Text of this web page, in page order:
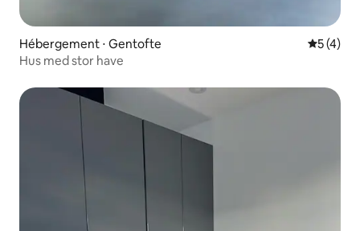
Hébergement ⋅ Gentofte
5 (4)
Hus med stor have